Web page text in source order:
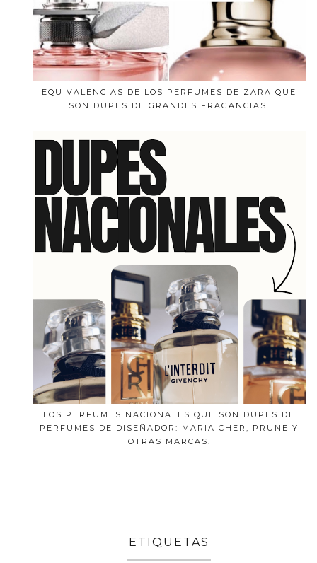
EQUIVALENCIAS DE LOS PERFUMES DE ZARA QUE
SON DUPES DE GRANDES FRAGANCIAS.
LOS PERFUMES NACIONALES QUE SON DUPES DE
PERFUMES DE DISEÑADOR: MARIA CHER, PRUNE Y
OTRAS MARCAS.
ETIQUETAS